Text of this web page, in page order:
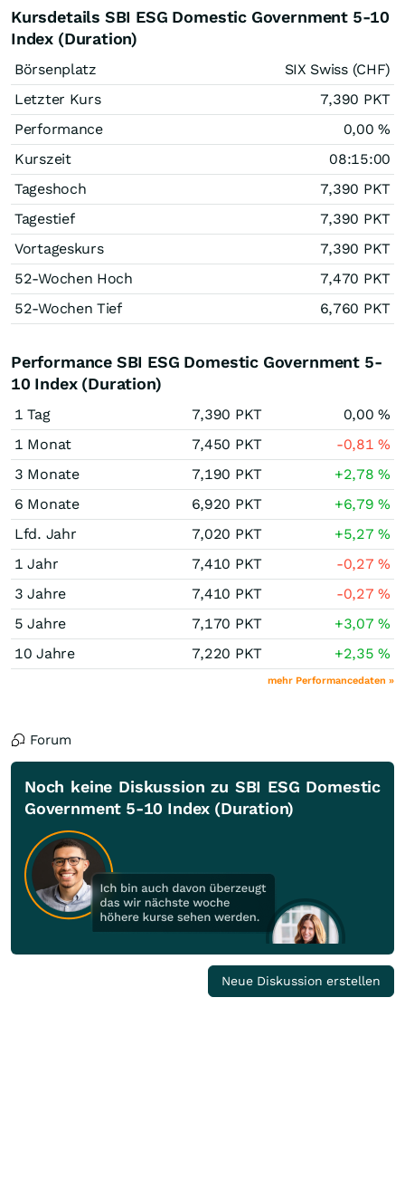
Kursdetails SBI ESG Domestic Government 5-10
Index (Duration)
Börsenplatz
SIX Swiss (CHF)
Letzter Kurs
7,390 PKT
Performance
0,00%
Kurszeit
08:15:00
Tageshoch
7,390 PKT
Tagestief
7,390 PKT
Vortageskurs
7,390 PKT
52-Wochen Hoch
7,470 PKT
52-Wochen Tief
6,760 PKT
Performance SBI ESG Domestic Government 5-
10 Index (Duration)
1 Tag 7,390 PKT 0,00%
1 Monat
7,450 PKT -0,81%
3 Monate
7,190 PKT +2,78%
6 Monate
6,920 PKT +6,79%
Lfd. Jahr
7,020 PKT +5,27%
1 Jahr
7,410 PKT -0,27%
3 Jahre
7,410 PKT -0,27%
5 Jahre
7,170 PKT +3,07%
10 Jahre
7,220 PKT +2,35%
mehr Performancedaten »
Forum
Noch keine Diskussion zu SBI ESG Domestic
Government 5-10 Index (Duration)
Neue Diskussion erstellen